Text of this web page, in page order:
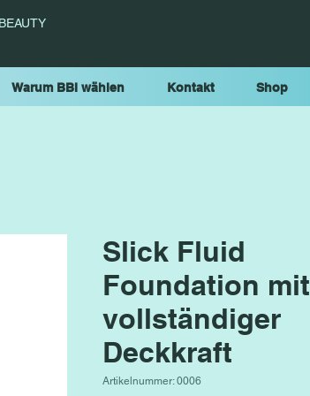
Warum BBI wählen Kontakt Shop
Slick Fluid
Foundation mit
vollständiger
Deckkraft
Artikelnummer: 0006